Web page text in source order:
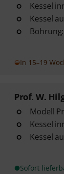
Kessel
Kessel
In 15–19
Prof. W.
Modell
Kessel
Kessel
Sofort